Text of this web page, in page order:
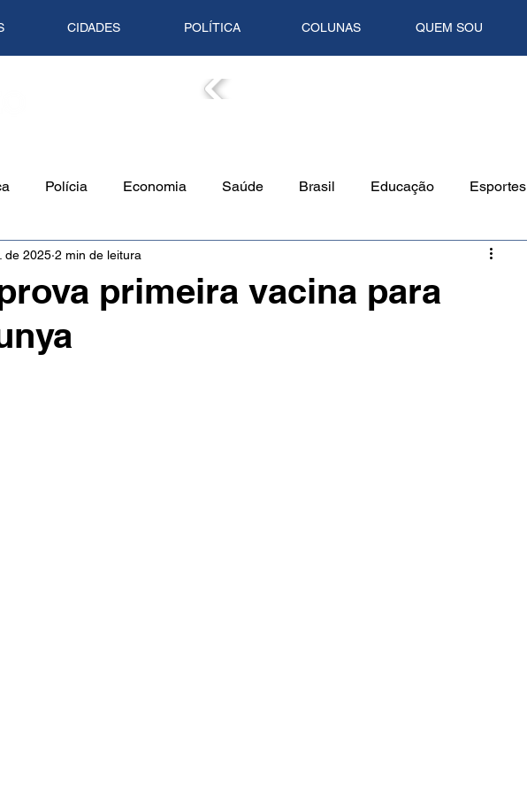
CIDADES POLÍTICA COLUNAS QUEM SOU
Polícia Economia Saúde Brasil Educação Esportes
Ambiente Empreendedorismo
primeira vacina para
de 2025 2 min de leitura